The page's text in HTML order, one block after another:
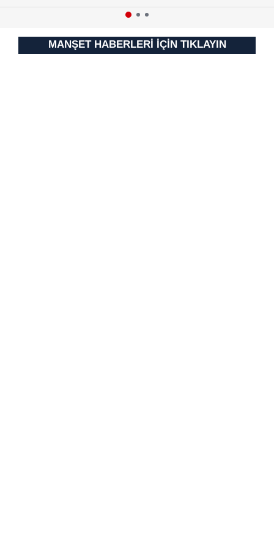
için Ayarlar butonuna tıklayabilir,Çerez Bilgilendirme
6698 sayılı Kişisel Verilerin Korunması Kanunu uyarınca
MANŞET HABERLERİ İÇİN TIKLAYIN